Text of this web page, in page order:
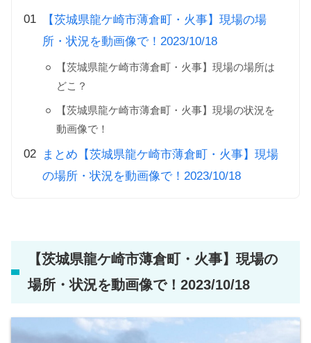
【茨城県龍ケ崎市薄倉町・火事】現場の場
所・状況を動画像で！2023/10/18
【茨城県龍ケ崎市薄倉町・火事】現場の場所は
どこ？
【茨城県龍ケ崎市薄倉町・火事】現場の状況を
動画像で！
まとめ【茨城県龍ケ崎市薄倉町・火事】現場
の場所・状況を動画像で！2023/10/18
【茨城県龍ケ崎市薄倉町・火事】現場の
場所・状況を動画像で！2023/10/18